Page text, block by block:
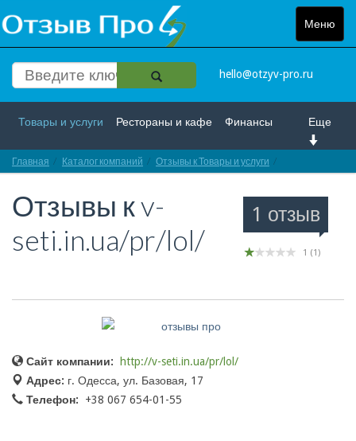
Меню
Toggle
hello@otzyv-pro.ru
Еще
Товары и услуги Рестораны и кафе Финансы
Красота и здоровье Спорт и развлечение
Интернет Путешествие и отдых
Недвижимость Работа Гос. учреждения
Главная Каталог компаний Отзывы к Товары и услуги
1 отзыв
1 (1)
Отзывы кv-
seti.in.ua/pr/lol/
Сайт компании:
http://v-seti.in.ua/pr/lol/
Адрес: г. Одесса, ул. Базовая, 17
Телефон:
+38 067 654-01-55